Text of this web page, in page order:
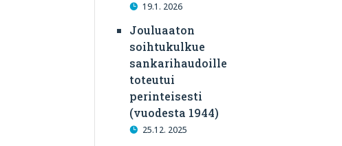
19.1. 2026
Jouluaaton
soihtukulkue
sankarihaudoille
toteutui
perinteisesti
(vuodesta 1944)
25.12. 2025